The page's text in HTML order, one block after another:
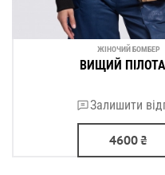
ЖІНОЧИЙ БОМБЕР
ВИЩИЙ
Залишити
4600₴